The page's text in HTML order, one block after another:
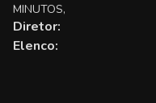
MINUTOS,
Diretor:
Elenco: